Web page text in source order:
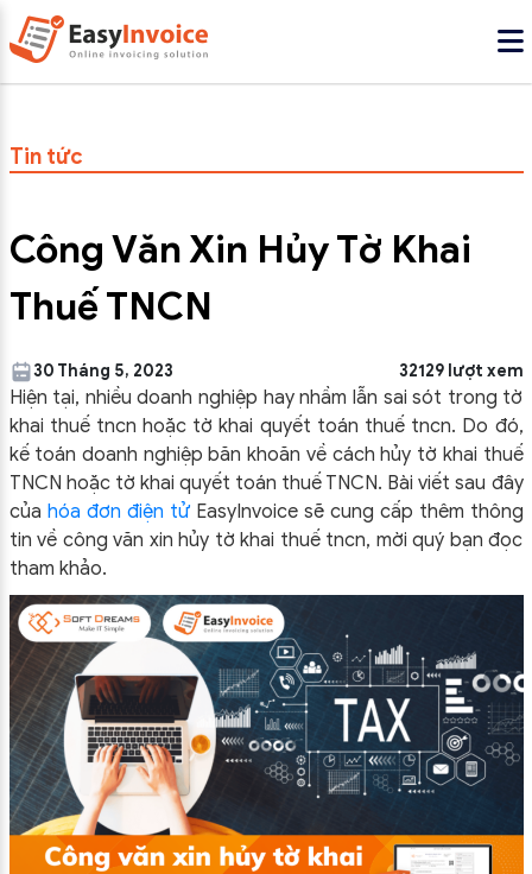
Tin tức
Công Văn Xin Hủy Tờ Khai
Thuế TNCN
30 Tháng 5, 2023 32129 lượt xem
Hiện tại, nhiều doanh nghiệp hay nhầm lẫn sai sót trong tờ
khai thuế tncn hoặc tờ khai quyết toán thuế tncn. Do đó,
kế toán doanh nghiệpbăn khoăn về cách hủy tờ khai thuế
TNCN hoặc tờ khai quyết toán thuế TNCN. Bài viết sau đây
của hóa đơn điện tửEasyInvoice sẽ cung cấp thêm thông
tin về công văn xin hủy tờ khai thuế tncn, mời quý bạn đọc
tham khảo.